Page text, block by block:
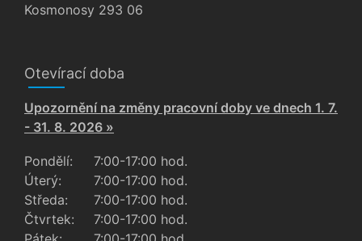
Kosmonosy 293 06
Otevírací doba
Upozornění na změny pracovní doby ve dnech 1. 7.
- 31. 8. 2026 »
Pondělí:
Úterý:
Středa:
Čtvrtek:
7:00-17:00 hod.
7:00-17:00 hod.
7:00-17:00 hod.
7:00-17:00 hod.